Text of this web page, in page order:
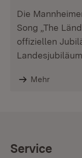
Die
Song „The
offiziellen
Mehr
Service